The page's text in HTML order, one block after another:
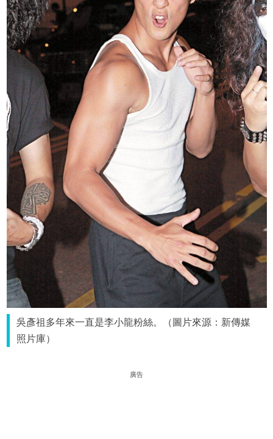
吳彥祖多年來一直是李小龍粉絲。（圖片來源：新傳媒
照片庫）
廣告